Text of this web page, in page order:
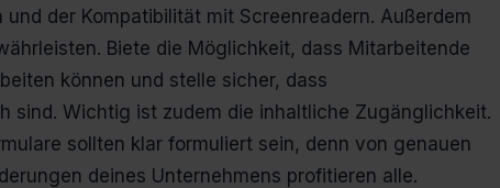
der Kompatibilität mit Screenreadern. Außerdem
Biete die Möglichkeit, dass Mitarbeitende
können und stelle sicher, dass
sind. Wichtig ist zudem die inhaltliche Zugänglichkeit.
sollten klar formuliert sein, denn von genauen
deines Unternehmens profitieren alle.